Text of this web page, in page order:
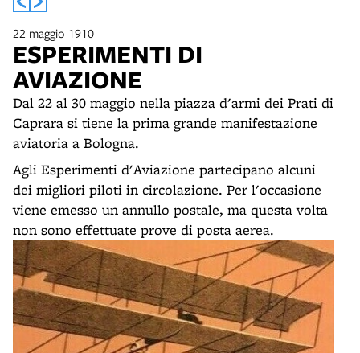
22 maggio 1910
ESPERIMENTI DI
AVIAZIONE
Dal 22 al 30 maggio nella piazza d'armi dei Prati di
Caprara si tiene la prima grande manifestazione
aviatoria a Bologna.
Agli Esperimenti d'Aviazione partecipano alcuni
dei migliori piloti in circolazione. Per l'occasione
viene emesso un annullo postale, ma questa volta
non sono effettuate prove di posta aerea.